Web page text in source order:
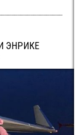
ЭНРИКЕ